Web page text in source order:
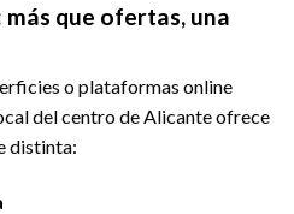
que ofertas, una
o plataformas online
del centro de Alicante ofrece
distinta: